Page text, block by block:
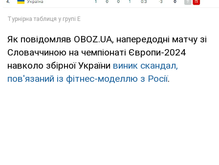
Як повідомляв OBOZ.UA, напередодні матчу зі
Словаччиною на чемпіонаті Європи-2024
навколо збірної України виник скандал,
пов'язаний із фітнес-моделлю з Росії.